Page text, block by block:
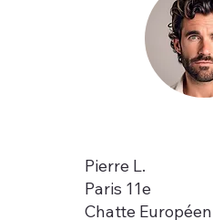
Pierre L.
Paris 11e
Chatte